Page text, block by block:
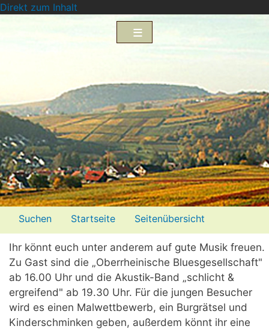
Direkt zum Inhalt
Menü2
Suchen Startseite
Seitenübersicht
Impressum
Datenschutzerklärung
Ihr könnt euch unter anderem auf gute Musik freuen.
Zu Gast sind die „Oberrheinische Bluesgesellschaft"
ab 16.00 Uhr und die Akustik-Band „schlicht &
ergreifend" ab 19.30 Uhr. Für die jungen Besucher
wird es einen Malwettbewerb, ein Burgrätsel und
Kinderschminken geben, außerdem könnt ihr eine